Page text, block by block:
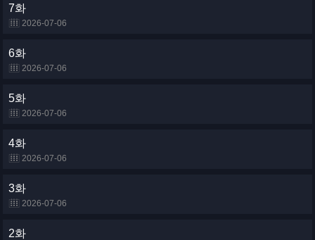
7화
2026-07-06
6화
2026-07-06
5화
2026-07-06
4화
2026-07-06
3화
2026-07-06
2화